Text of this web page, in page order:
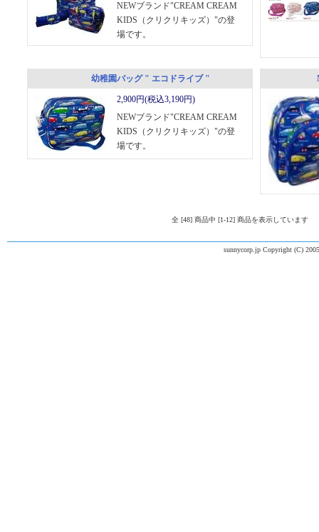
NEWブランド"CREAM CREAM
KIDS（クリクリキッズ）"の登
場です。
幼稚園バッグ " エコドライブ "
2,900円(税込3,190円)
NEWブランド"CREAM CREAM
KIDS（クリクリキッズ）"の登
場です。
全 [48] 商品中 [1-12] 商品を表示しています
sunnycorp.jp Copyright (C)